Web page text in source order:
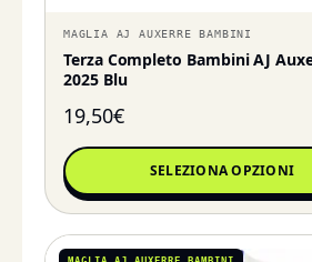
MAGLIA AJ AUXERRE BAMBINI
Terza Completo Bambini AJ
2025 Blu
19,50€
SELEZIONA OPZIONI